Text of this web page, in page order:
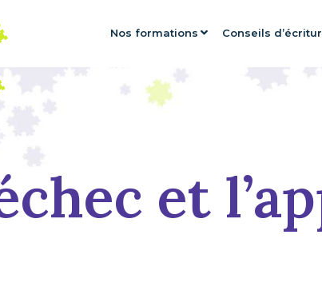
Nos formations Conseils
et